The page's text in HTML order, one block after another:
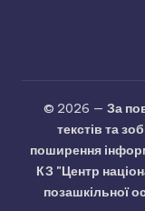
© 2026 — За
текстів та
поширення
КЗ "Центр
позашкільної